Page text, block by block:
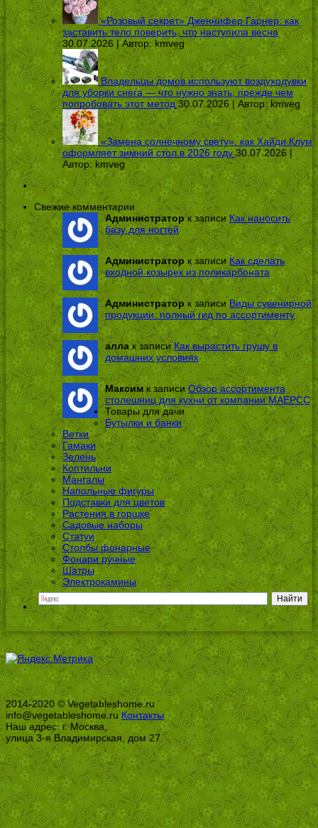
«Розовый секрет» Дженнифер Гарнер: как
заставить тело поверить, что наступила весна
30.07.2026 | Автор: kmveg
Владельцы домов используют воздуходувки
для уборки снега — что нужно знать, прежде чем
попробовать этот метод 30.07.2026 | Автор:kmveg
«Замена солнечному свету»: как Хайди Клум
оформляет зимний стол в 2026 году 30.07.2026 |
Автор:kmveg
Свежие комментарии
Администраторк записиКак наносить
базу для ногтей
Администраторк записиКак сделать
входной козырек из поликарбоната
Администраторк записи Виды сувенирной
продукции: полный гид по ассортименту
аллак записиКак вырастить грушу в
домашних условиях
Максимк записиОбзор ассортимента
столешниц для кухни от компании МАЕРСС
Товары для дачи
Бутылки и банки
Ветки
Гамаки
Зелень
Коптильни
Мангалы
Напольные фигуры
Подставки для цветов
Растения в горшке
Садовые наборы
Статуи
Столбы фонарные
Фонари ручные
Шатры
Электрокамины
2014-2020 © Vegetableshome.ru
info@vegetableshome.ru Контакты
Наш адрес: г. Москва,
улица 3-я Владимирская, дом 27